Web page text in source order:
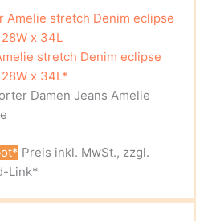
stretch Denim eclipse
x 34L*
Damen Jeans Amelie
Preis inkl. MwSt., zzgl.
Link*